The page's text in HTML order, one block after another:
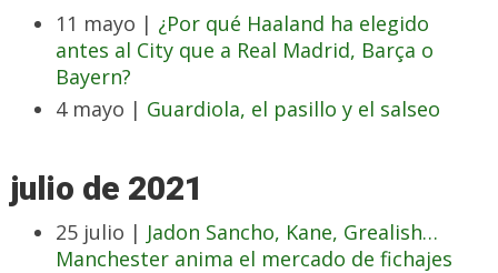
11 mayo | ¿Por qué Haaland ha elegido
antes al City que a Real Madrid, Barça o
Bayern?
4 mayo | Guardiola, el pasillo y el salseo
julio de 2021
25 julio | Jadon Sancho, Kane, Grealish…
Manchester anima el mercado de fichajes